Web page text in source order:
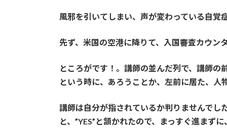
風邪を引いてしまい、声が変わっている自覚
先ず、米国の空港に降りて、 入国審査カウン
ところがです！。 講師の並んだ列で、講師の
という時に、あろうことか、左前に居た、
講師は自分が指されているか判りませんでし
と、”YES”と頷かれたので、まっすぐ進まず